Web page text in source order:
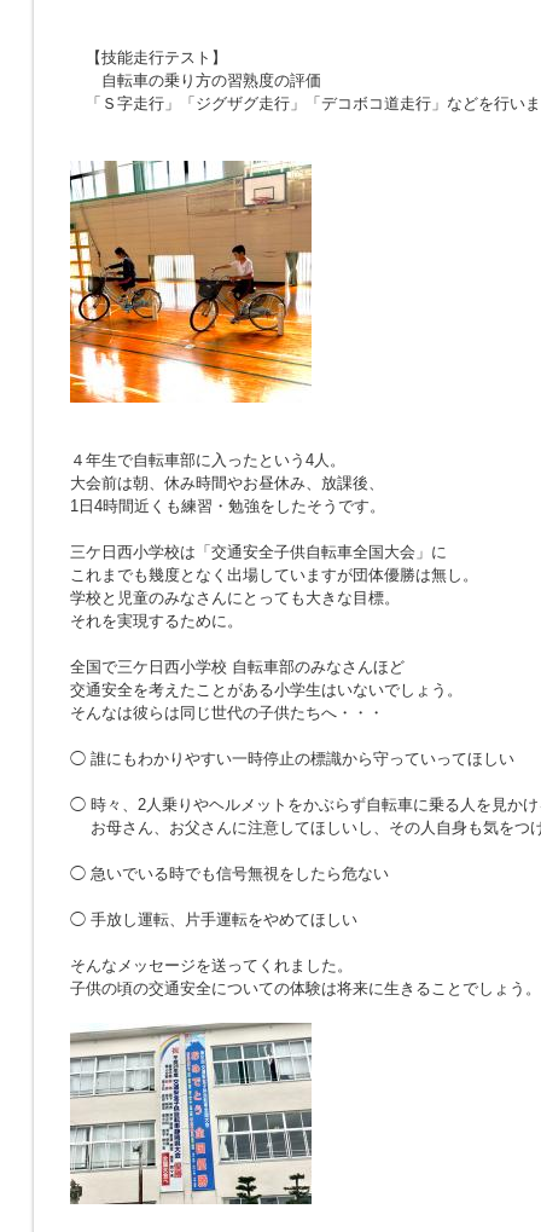
【技能走行テスト】
自転車の乗り方の習熟度の評価
「Ｓ字走行」「ジグザグ走行」「デコボコ道走行」などを行い
４年生で自転車部に入ったという4人。
大会前は朝、休み時間やお昼休み、放課後、
1日4時間近くも練習・勉強をしたそうです。
三ケ日西小学校は「交通安全子供自転車全国大会」に
これまでも幾度となく出場していますが団体優勝は無し。
学校と児童のみなさんにとっても大きな目標。
それを実現するために。
全国で三ケ日西小学校 自転車部のみなさんほど
交通安全を考えたことがある小学生はいないでしょう。
そんなは彼らは同じ世代の子供たちへ・・・
◯ 誰にもわかりやすい一時停止の標識から守っていってほしい
◯ 時々、2人乗りやヘルメットをかぶらず自転車に乗る人を見かけ
お母さん、お父さんに注意してほしいし、その人自身も気をつ
◯ 急いでいる時でも信号無視をしたら危ない
◯ 手放し運転、片手運転をやめてほしい
そんなメッセージを送ってくれました。
子供の頃の交通安全についての体験は将来に生きることでしょう。